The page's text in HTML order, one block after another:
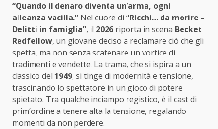
“Quando il denaro diventa un’arma, ogni
alleanza vacilla.” Nel cuore di “Ricchi… da morire –
Delitti in famiglia”, il 2026 riporta in scena Becket
Redfellow, un giovane deciso a reclamare ciò che gli
spetta, ma non senza scatenare un vortice di
tradimenti e vendette. La trama, che si ispira a un
classico del 1949, si tinge di modernità e tensione,
trascinando lo spettatore in un gioco di potere
spietato. Tra qualche inciampo registico, è il cast di
prim’ordine a tenere alta la tensione, regalando
momenti da non perdere.